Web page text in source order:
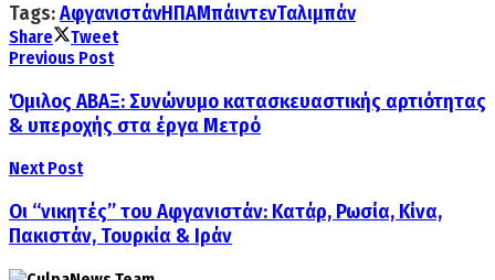
Tags:ΑφγανιστάνΗΠΑΜπάιντενΤαλιμπάν
Share
Tweet
Previous Post
Όμιλος ΑΒΑΞ: Συνώνυμο κατασκευαστικής αρτιότητας
& υπεροχής στα έργα Μετρό
Next Post
Οι “νικητές” του Αφγανιστάν: Κατάρ, Ρωσία, Κίνα,
Πακιστάν, Τουρκία & Ιράν